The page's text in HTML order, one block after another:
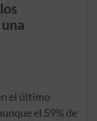
el último
el 59% de